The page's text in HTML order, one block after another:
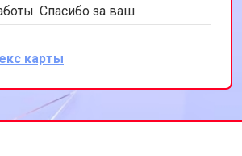
Спасибо за ваш
карты